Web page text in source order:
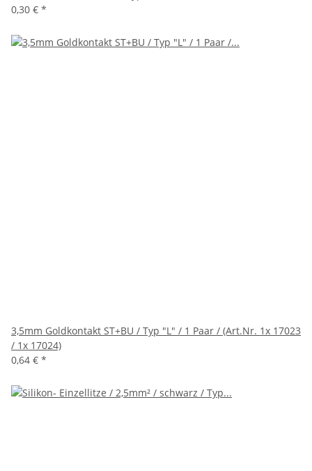
0,30 € *
3,5mm Goldkontakt ST+BU / Typ "L" / 1 Paar / (Art.Nr. 1x 17023
/ 1x 17024)
0,64 € *